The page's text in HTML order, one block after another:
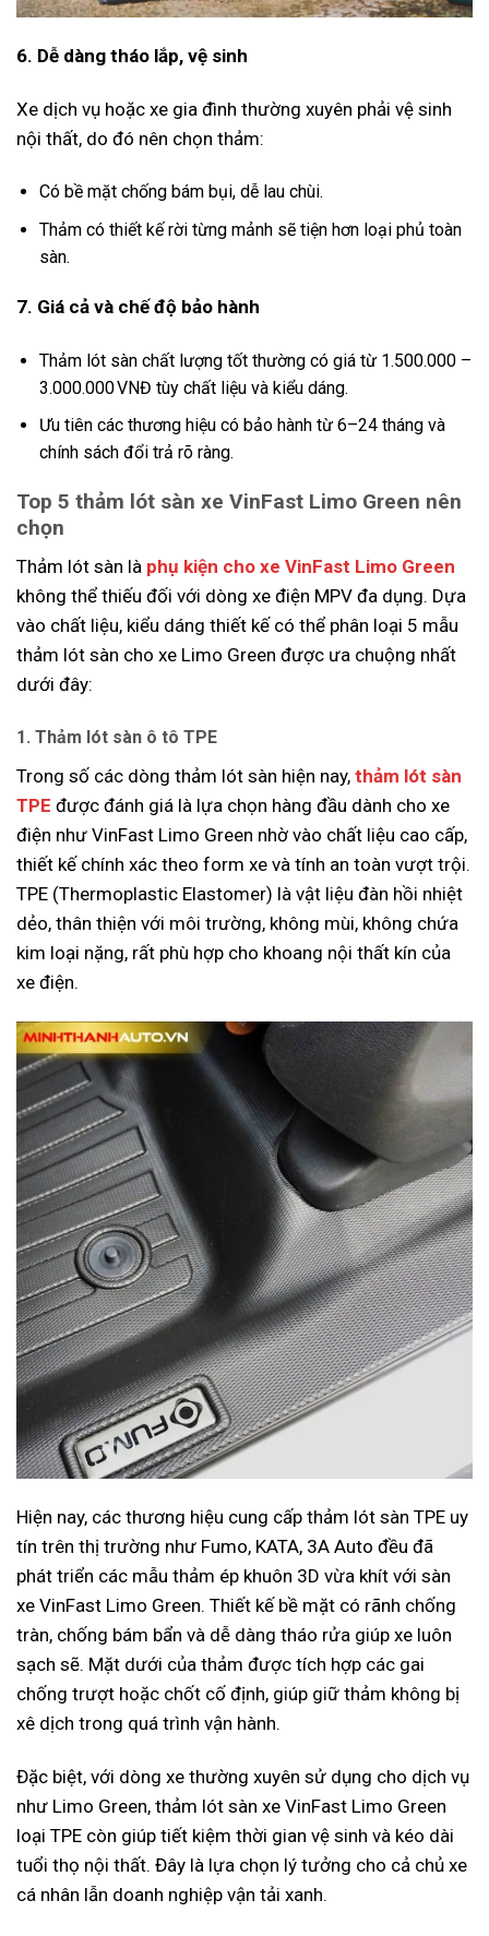
6. Dễ dàng tháo lắp, vệ sinh
Xe dịch vụ hoặc xe gia đình thường xuyên phải vệ sinh
nội thất, do đó nên chọn thảm:
Có bề mặt chống bám bụi, dễ lau chùi.
Thảm có thiết kế rời từng mảnh sẽ tiện hơn loại phủ toàn
sàn.
7. Giá cả và chế độ bảo hành
Thảm lót sàn chất lượng tốt thường có giá từ 1.500.000 –
3.000.000 VNĐ tùy chất liệu và kiểu dáng.
Ưu tiên các thương hiệu có bảo hành từ 6–24 tháng và
chính sách đổi trả rõ ràng.
Top 5 thảm lót sàn xe VinFast Limo Green nên
chọn
Thảm lót sàn là phụ kiện cho xe VinFast Limo Green
không thể thiếu đối với dòng xe điện MPV đa dụng. Dựa
vào chất liệu, kiểu dáng thiết kế có thể phân loại 5 mẫu
thảm lót sàn cho xe Limo Green được ưa chuộng nhất
dưới đây:
1. Thảm lót sàn ô tô TPE
Trong số các dòng thảm lót sàn hiện nay, thảm lót sàn
TPE được đánh giá là lựa chọn hàng đầu dành cho xe
điện như VinFast Limo Green nhờ vào chất liệu cao cấp,
thiết kế chính xác theo form xe và tính an toàn vượt trội.
TPE (Thermoplastic Elastomer) là vật liệu đàn hồi nhiệt
dẻo, thân thiện với môi trường, không mùi, không chứa
kim loại nặng, rất phù hợp cho khoang nội thất kín của
xe điện.
Hiện nay, các thương hiệu cung cấp thảm lót sàn TPE uy
tín trên thị trường như Fumo, KATA, 3A Auto đều đã
phát triển các mẫu thảm ép khuôn 3D vừa khít với sàn
xe VinFast Limo Green. Thiết kế bề mặt có rãnh chống
tràn, chống bám bẩn và dễ dàng tháo rửa giúp xe luôn
sạch sẽ. Mặt dưới của thảm được tích hợp các gai
chống trượt hoặc chốt cố định, giúp giữ thảm không bị
xê dịch trong quá trình vận hành.
Đặc biệt, với dòng xe thường xuyên sử dụng cho dịch vụ
như Limo Green, thảm lót sàn xe VinFast Limo Green
loại TPE còn giúp tiết kiệm thời gian vệ sinh và kéo dài
tuổi thọ nội thất. Đây là lựa chọn lý tưởng cho cả chủ xe
cá nhân lẫn doanh nghiệp vận tải xanh.